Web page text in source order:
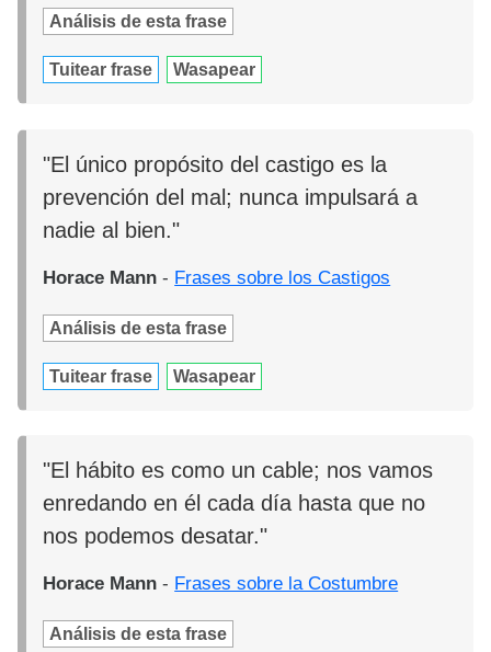
Análisis de esta frase
Tuitear frase Wasapear
"El único propósito del castigo es la
prevención del mal; nunca impulsará a
nadie al bien."
Horace Mann - Frases sobre los Castigos
Análisis de esta frase
Tuitear frase Wasapear
"El hábito es como un cable; nos vamos
enredando en él cada día hasta que no
nos podemos desatar."
Horace Mann - Frases sobre la Costumbre
Análisis de esta frase